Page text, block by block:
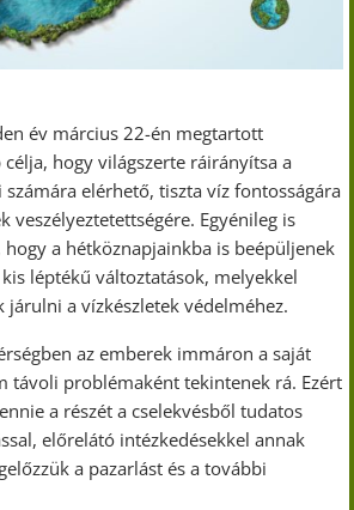
év március 22-én megtartott
célja, hogy világszerte ráirányítsa a
elérhető, tiszta víz fontosságára
veszélyeztetettségére. Egyénileg is
a hétköznapjainkba is beépüljenek
léptékű változtatások, melyekkel
járulni a vízkészletek védelméhez.
az emberek immáron a saját
távoli problémaként tekintenek rá. Ezért
a részét a cselekvésből tudatos
előrelátó intézkedésekkel annak
a pazarlást és a további